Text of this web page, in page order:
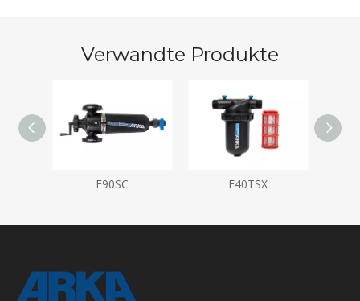
Verwandte Produkte
F90SC F40TSX